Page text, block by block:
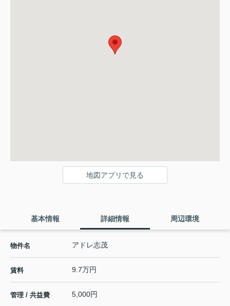
地図アプリで見る
基本情報 詳細情報 周辺環境
物件名 アドレ志茂
賃料 9.7万円
管理 / 共益費 5,000円